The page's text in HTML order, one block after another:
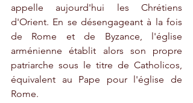
appelle aujourd'hui les Chrétiens
d'Orient. En se désengageant à la fois
de Rome et de Byzance, l'église
arménienne établit alors son propre
patriarche sous le titre de Catholicos,
équivalent au Pape pour l'église de
Rome.